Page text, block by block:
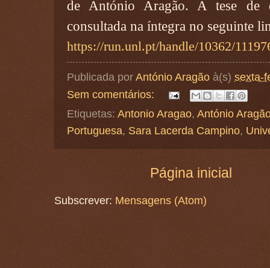
de António Aragão. A tese de
consultada na íntegra no seguinte
https://run.unl.pt/handle/10362/
Publicada por António Aragão à(s) sexta-
Sem comentários:
Etiquetas: Antonio Aragao, António
Portuguesa, Sara Lacerda Campino,
Página inicial
Subscrever: Mensagens (Atom)